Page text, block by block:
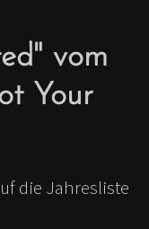
vom
Your
die Jahresliste